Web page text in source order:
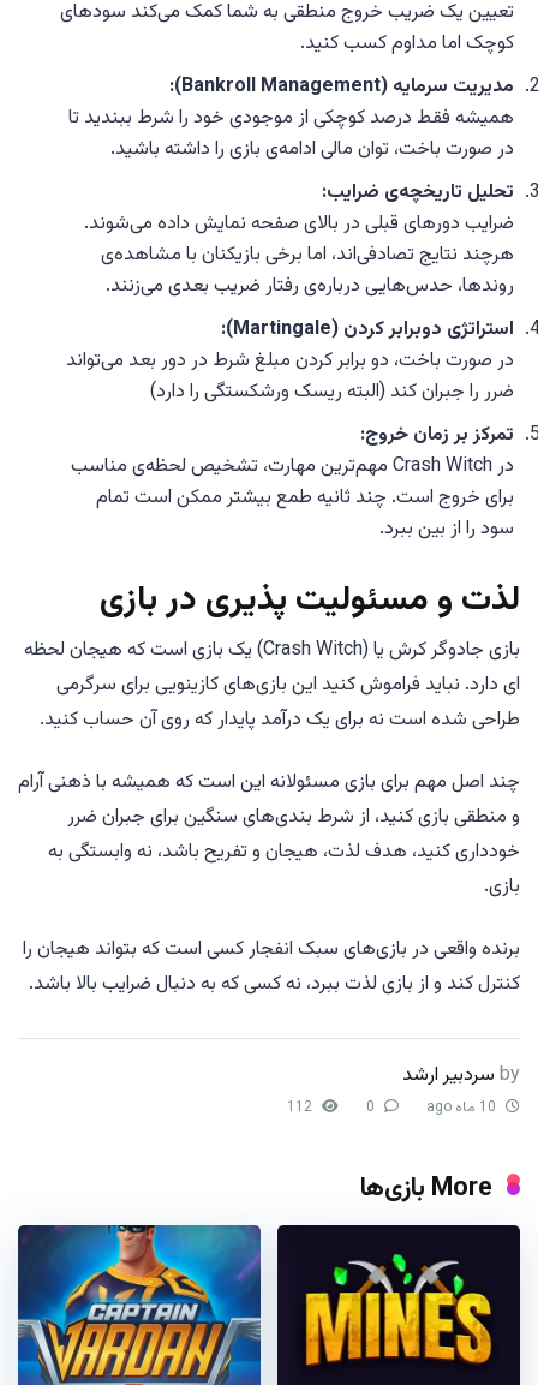
تعیین یک ضریب خروج منطقی به شما کمک می‌کند سودهای
کوچک اما مداوم کسب کنید.
مدیریت سرمایه (Bankroll Management):
همیشه فقط درصد کوچکی از موجودی خود را شرط ببندید تا
در صورت باخت، توان مالی ادامه‌ی بازی را داشته باشید.
تحلیل تاریخچه‌ی ضرایب:
ضرایب دورهای قبلی در بالای صفحه نمایش داده می‌شوند.
هرچند نتایج تصادفی‌اند، اما برخی بازیکنان با مشاهده‌ی
روندها، حدس‌هایی درباره‌ی رفتار ضریب بعدی می‌زنند.
استراتژی دوبرابر کردن (Martingale):
در صورت باخت، دو برابر کردن مبلغ شرط در دور بعد می‌تواند
ضرر را جبران کند (البته ریسک ورشکستگی را دارد)
تمرکز بر زمان خروج:
در Crash Witch مهم‌ترین مهارت، تشخیص لحظه‌ی مناسب
برای خروج است. چند ثانیه طمع بیشتر ممکن است تمام
سود را از بین ببرد.
لذت و مسئولیت پذیری در بازی
بازی جادوگر کرش یا (Crash Witch) یک بازی است که هیجان لحظه
ای دارد. نباید فراموش کنید این بازی‌های کازینویی برای سرگرمی
طراحی شده است نه برای یک درآمد پایدار که روی آن حساب کنید.
چند اصل مهم برای بازی مسئولانه این است که همیشه با ذهنی آرام
و منطقی بازی کنید، از شرط بندی‌های سنگین برای جبران ضرر
خودداری کنید، هدف لذت، هیجان و تفریح باشد، نه وابستگی به
بازی.
برنده واقعی در بازی‌های سبک انفجار کسی است که بتواند هیجان را
کنترل کند و از بازی لذت ببرد، نه کسی که به دنبال ضرایب بالا باشد.
by سردبیر ارشد
More بازی‌ها